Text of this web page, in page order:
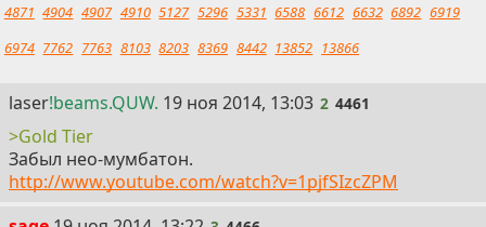
4871 4904 4907 4910 5127 5296 5331 6588 6612 6632 6892 6919
6974 7762 7763 8103 8203 8369 8442 13852 13866
laser!beams.QUW. 2
19 ноя 2014, 13:03 2 4461
>Gold Tier
Забыл нео-мумбатон.
http://www.youtube.com/watch?v=1pjfSIzcZPM